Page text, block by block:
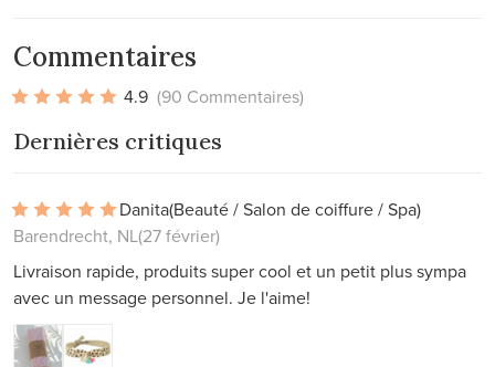
Commentaires
4.9 (90 Commentaires)
Dernières critiques
Danita(Beauté / Salon de coiffure / Spa)
Barendrecht, NL(27 février)
Livraison rapide, produits super cool et un petit plus sympa
avec un message personnel. Je l'aime!